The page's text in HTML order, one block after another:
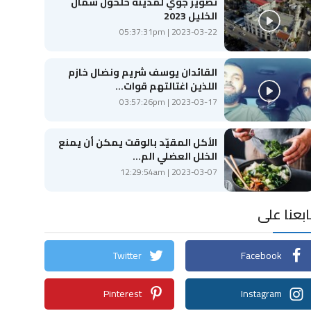
الخليل 2023
2023-03-22 | 05:37:31pm
القائدان يوسف شريم ونضال خازم
اللذين اغتالتهم قوات...
2023-03-17 | 03:57:26pm
الأكل المقيّد بالوقت يمكن أن يمنع
الخلل العضلي الم...
2023-03-07 | 12:29:54am
على
Facebook
Twitter
Instagram
Pinterest